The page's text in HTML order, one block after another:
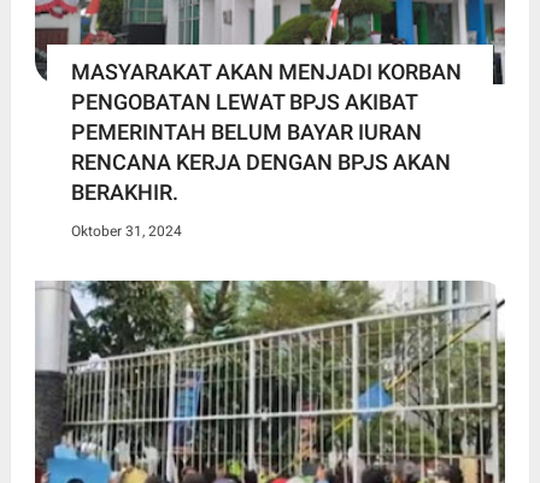
MASYARAKAT AKAN MENJADI KORBAN
PENGOBATAN LEWAT BPJS AKIBAT
PEMERINTAH BELUM BAYAR IURAN
RENCANA KERJA DENGAN BPJS AKAN
BERAKHIR.
Oktober 31, 2024